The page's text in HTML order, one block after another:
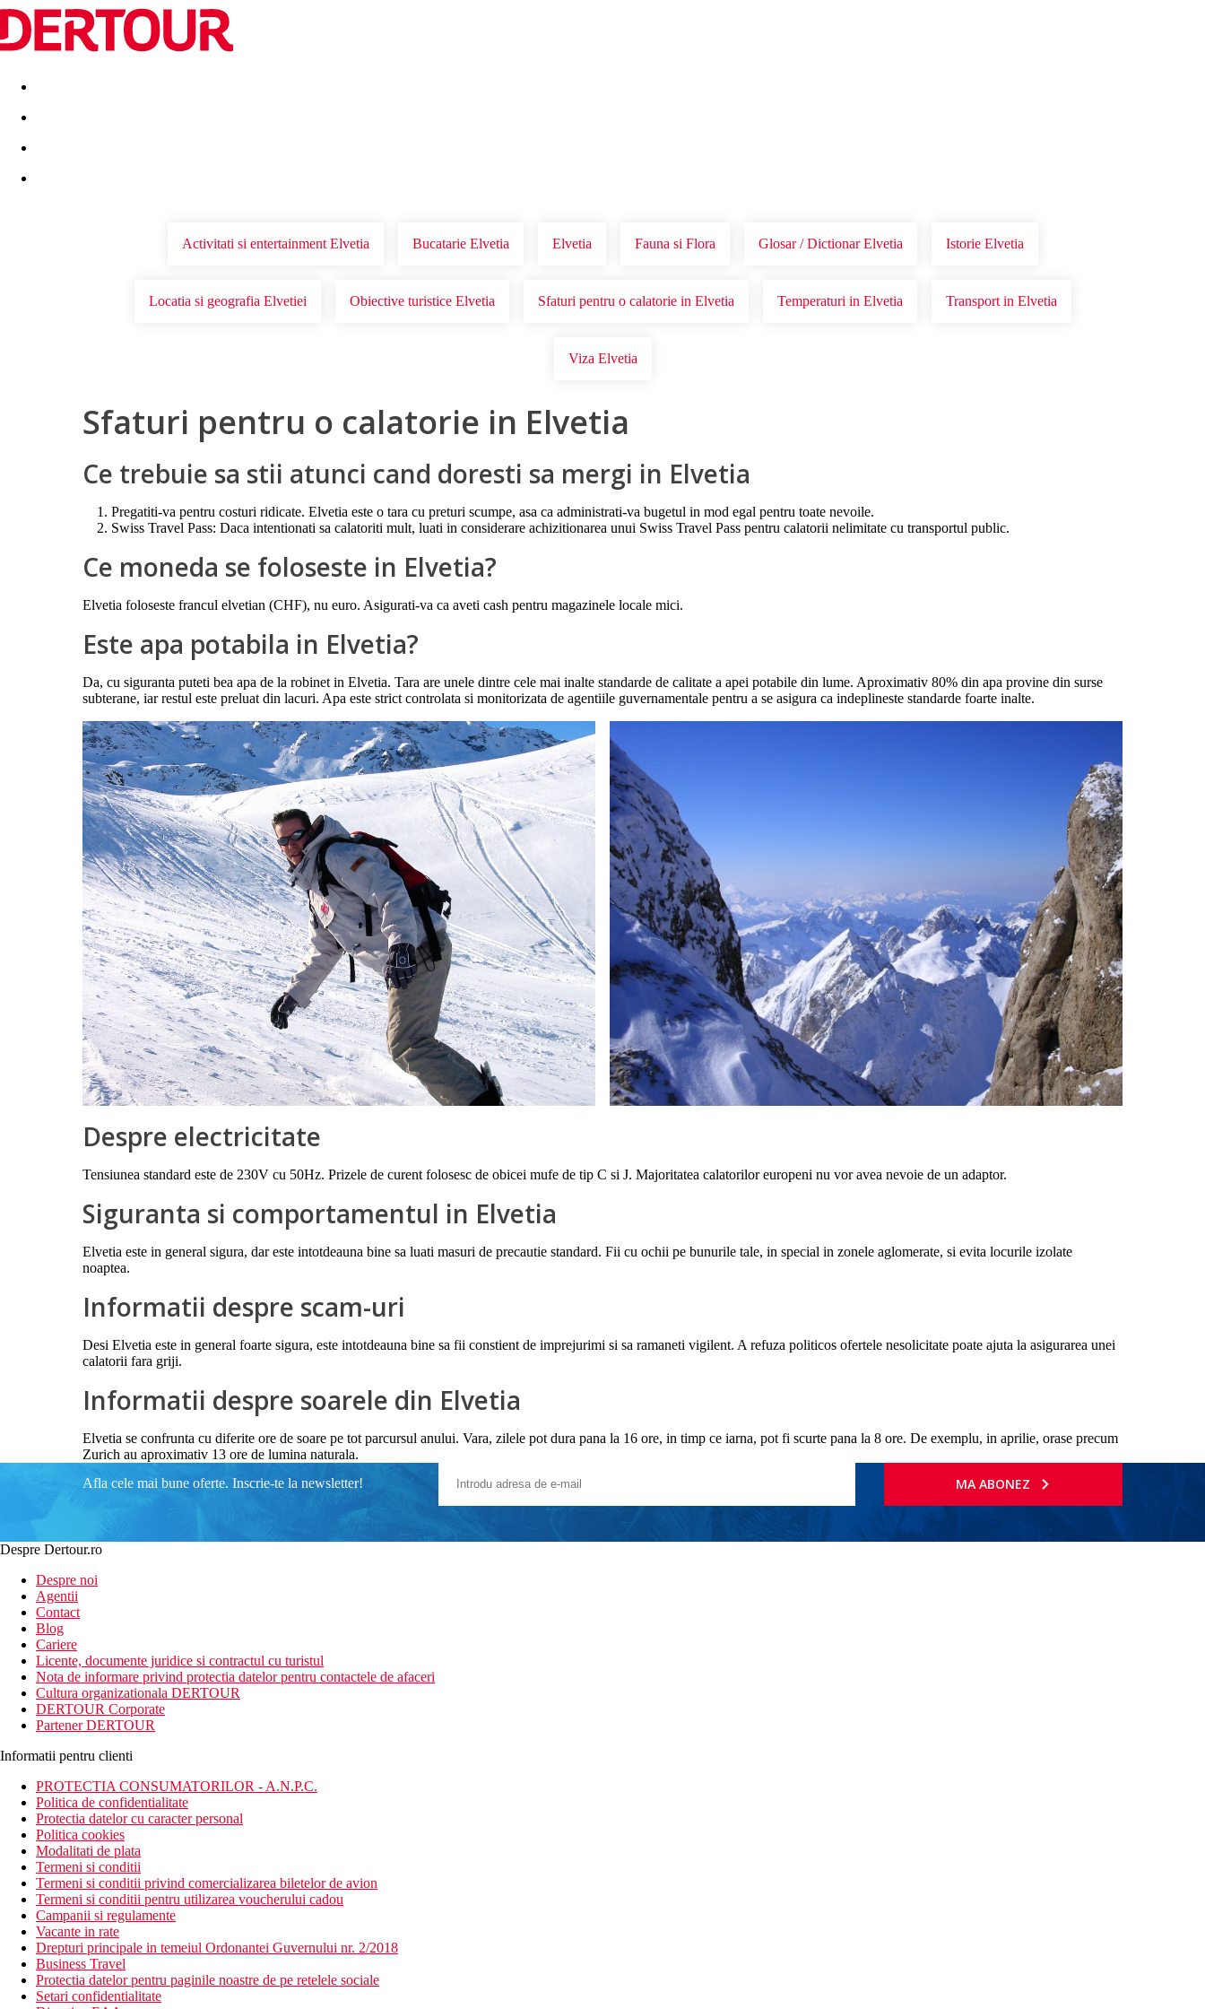
Destinatii Vacanta perfecta OFERTE DE NERATAT
Activitati si entertainment Elvetia Bucatarie Elvetia Elvetia Fauna si Flora Glosar / Dictionar Elvetia Istorie Elvetia
Locatia si geografia Elvetiei Obiective turistice Elvetia Sfaturi pentru o calatorie in Elvetia Temperaturi in Elvetia Transport in Elvetia
Viza Elvetia
Sfaturi pentru o calatorie in Elvetia
Ce trebuie sa stii atunci cand doresti sa mergi in Elvetia
Pregatiti-va pentru costuri ridicate. Elvetia este o tara cu preturi scumpe, asa ca administrati-va bugetul in mod egal pentru toate nevoile.
Swiss Travel Pass: Daca intentionati sa calatoriti mult, luati in considerare achizitionarea unui Swiss Travel Pass pentru calatorii nelimitate cu transportul public.
Ce moneda se foloseste in Elvetia?
Elvetia foloseste francul elvetian (CHF), nu euro. Asigurati-va ca aveti cash pentru magazinele locale mici.
Este apa potabila in Elvetia?
Da, cu siguranta puteti bea apa de la robinet in Elvetia. Tara are unele dintre cele mai inalte standarde de calitate a apei potabile din lume. Aproximativ 80% din apa provine din surse
subterane, iar restul este preluat din lacuri. Apa este strict controlata si monitorizata de agentiile guvernamentale pentru a se asigura ca indeplineste standarde foarte inalte.
Despre electricitate
Tensiunea standard este de 230V cu 50Hz. Prizele de curent folosesc de obicei mufe de tip C si J. Majoritatea calatorilor europeni nu vor avea nevoie de un adaptor.
Siguranta si comportamentul in Elvetia
Elvetia este in general sigura, dar este intotdeauna bine sa luati masuri de precautie standard. Fii cu ochii pe bunurile tale, in special in zonele aglomerate, si evita locurile izolate
noaptea.
Informatii despre scam-uri
Desi Elvetia este in general foarte sigura, este intotdeauna bine sa fii constient de imprejurimi si sa ramaneti vigilent. A refuza politicos ofertele nesolicitate poate ajuta la asigurarea unei
calatorii fara griji.
Informatii despre soarele din Elvetia
Elvetia se confrunta cu diferite ore de soare pe tot parcursul anului. Vara, zilele pot dura pana la 16 ore, in timp ce iarna, pot fi scurte pana la 8 ore. De exemplu, in aprilie, orase precum
Zurich au aproximativ 13 ore de lumina naturala.
Afla cele mai bune oferte. Inscrie-te la newsletter!
MA ABONEZ
Despre Dertour.ro
Despre noi
Agentii
Contact
Blog
Cariere
Licente, documente juridice si contractul cu turistul
Nota de informare privind protectia datelor pentru contactele de afaceri
Cultura organizationala DERTOUR
DERTOUR Corporate
Partener DERTOUR
Informatii pentru clienti
PROTECTIA CONSUMATORILOR - A.N.P.C.
Politica de confidentialitate
Protectia datelor cu caracter personal
Politica cookies
Modalitati de plata
Termeni si conditii
Termeni si conditii privind comercializarea biletelor de avion
Termeni si conditii pentru utilizarea voucherului cadou
Campanii si regulamente
Vacante in rate
Drepturi principale in temeiul Ordonantei Guvernului nr. 2/2018
Business Travel
Protectia datelor pentru paginile noastre de pe retelele sociale
Setari confidentialitate